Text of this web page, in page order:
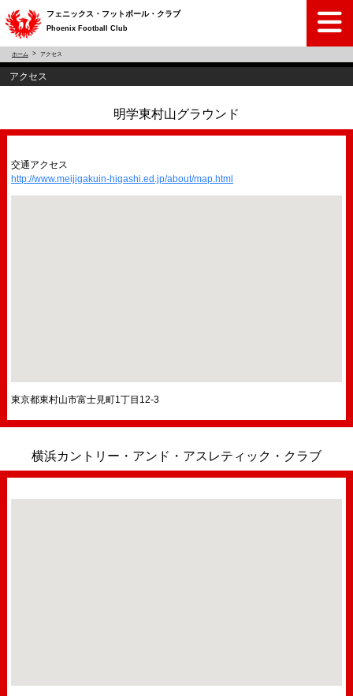
フェニックス・フットボール・クラブ
Phoenix Football Club
ホーム アクセス
アクセス
明学東村山グラウンド
交通アクセス
http://www.meijigakuin-higashi.ed.jp/about/map.html
東京都東村山市富士見町1丁目12-3
横浜カントリー・アンド・アスレティック・クラブ